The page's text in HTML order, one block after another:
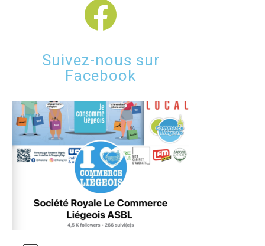
Suivez-nous sur
Facebook